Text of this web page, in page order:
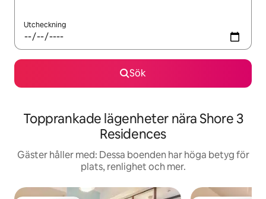
Utcheckning
Sök
Topprankade lägenheter nära Shore 3
Residences
Gäster håller med: Dessa boenden har höga betyg för
plats, renlighet och mer.